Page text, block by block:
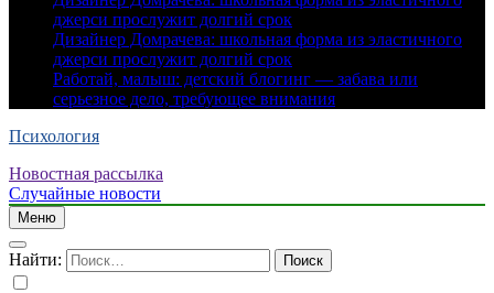
джерси прослужит долгий срок
Дизайнер Домрачева: школьная форма из эластичного
джерси прослужит долгий срок
Работай, малыш: детский блогинг — забава или
серьезное дело, требующее внимания
Психология
Новостная рассылка
Случайные новости
Меню
Найти: